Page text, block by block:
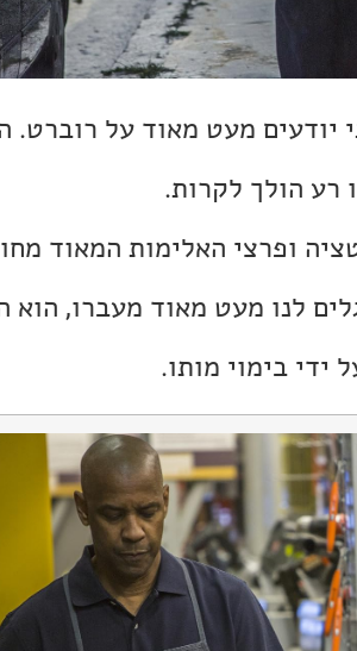
יודעים מעט מאוד על רוברט.
רע הולך לקרות.
ופרצי האלימות המאוד
לנו מעט מאוד מעברו, הוא
ידי בימוי מותו.